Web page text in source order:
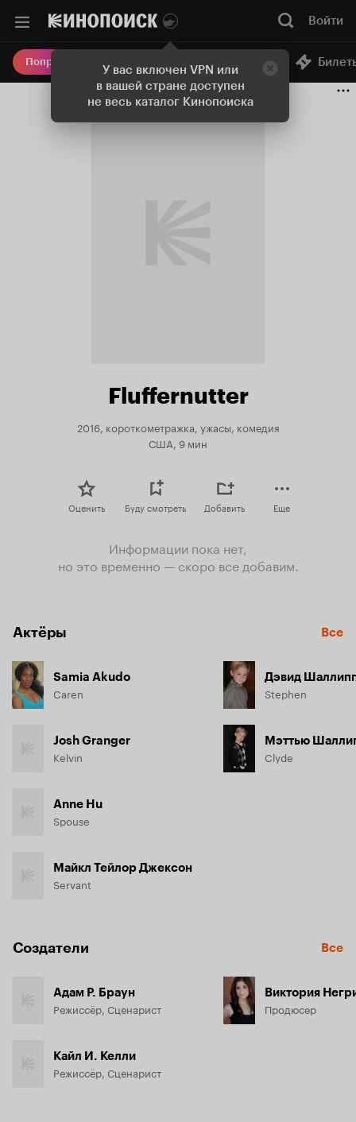
У вас включен VPN или
в вашей стране доступен
не весь каталог Кинопоиска
Войти
Попробовать Плюс Онлайн-кинотеатр
Fluffernutter
2016, короткометражка, ужасы, комедия
США, 9 мин
Оценить Буду смотреть Добавить Еще
Информации пока нет,
но это временно — скоро все добавим.
Актёры Все
Samia Akudo
Caren
Josh Granger
Kelvin
Anne Hu
Spouse
Майкл Тейлор Джексон
Servant
Дэвид
Stephen
Мэттью
Clyde
Создатели Все
Адам Р. Браун
Режиссёр, Сценарист
Кайл И. Келли
Режиссёр, Сценарист
Виктория
Продюсер